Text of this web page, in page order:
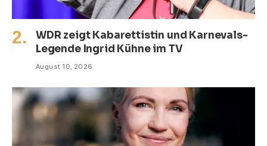
WDR zeigt Kabarettistin und Karnevals-
Legende Ingrid Kühne im TV
August 10, 2026